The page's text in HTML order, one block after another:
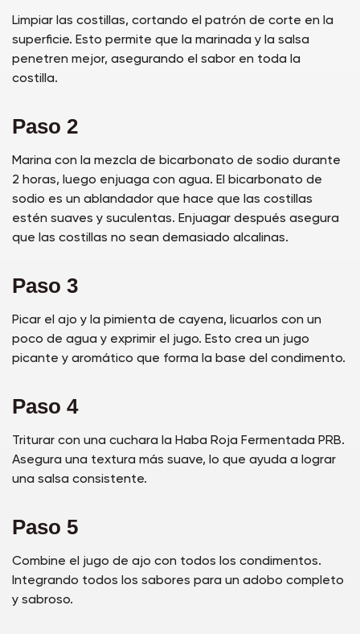
Limpiar las costillas, cortando el patrón de corte en la
superficie. Esto permite que la marinada y la salsa
penetren mejor, asegurando el sabor en toda la
costilla.
Paso 2
Marina con la mezcla de bicarbonato de sodio durante
2 horas, luego enjuaga con agua. El bicarbonato de
sodio es un ablandador que hace que las costillas
estén suaves y suculentas. Enjuagar después asegura
que las costillas no sean demasiado alcalinas.
Paso 3
Picar el ajo y la pimienta de cayena, licuarlos con un
poco de agua y exprimir el jugo. Esto crea un jugo
picante y aromático que forma la base del condimento.
Paso 4
Triturar con una cuchara la Haba Roja Fermentada PRB.
Asegura una textura más suave, lo que ayuda a lograr
una salsa consistente.
Paso 5
Combine el jugo de ajo con todos los condimentos.
Integrando todos los sabores para un adobo completo
y sabroso.